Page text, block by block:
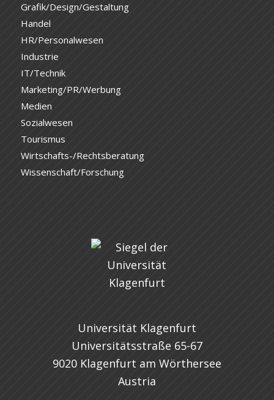
Grafik/Design/Gestaltung
Handel
HR/Personalwesen
Industrie
IT/Technik
Marketing/PR/Werbung
Medien
Sozialwesen
Tourismus
Wirtschafts-/Rechtsberatung
Wissenschaft/Forschung
Universität Klagenfurt
Universitätsstraße 65-67
9020 Klagenfurt am Wörthersee
Austria